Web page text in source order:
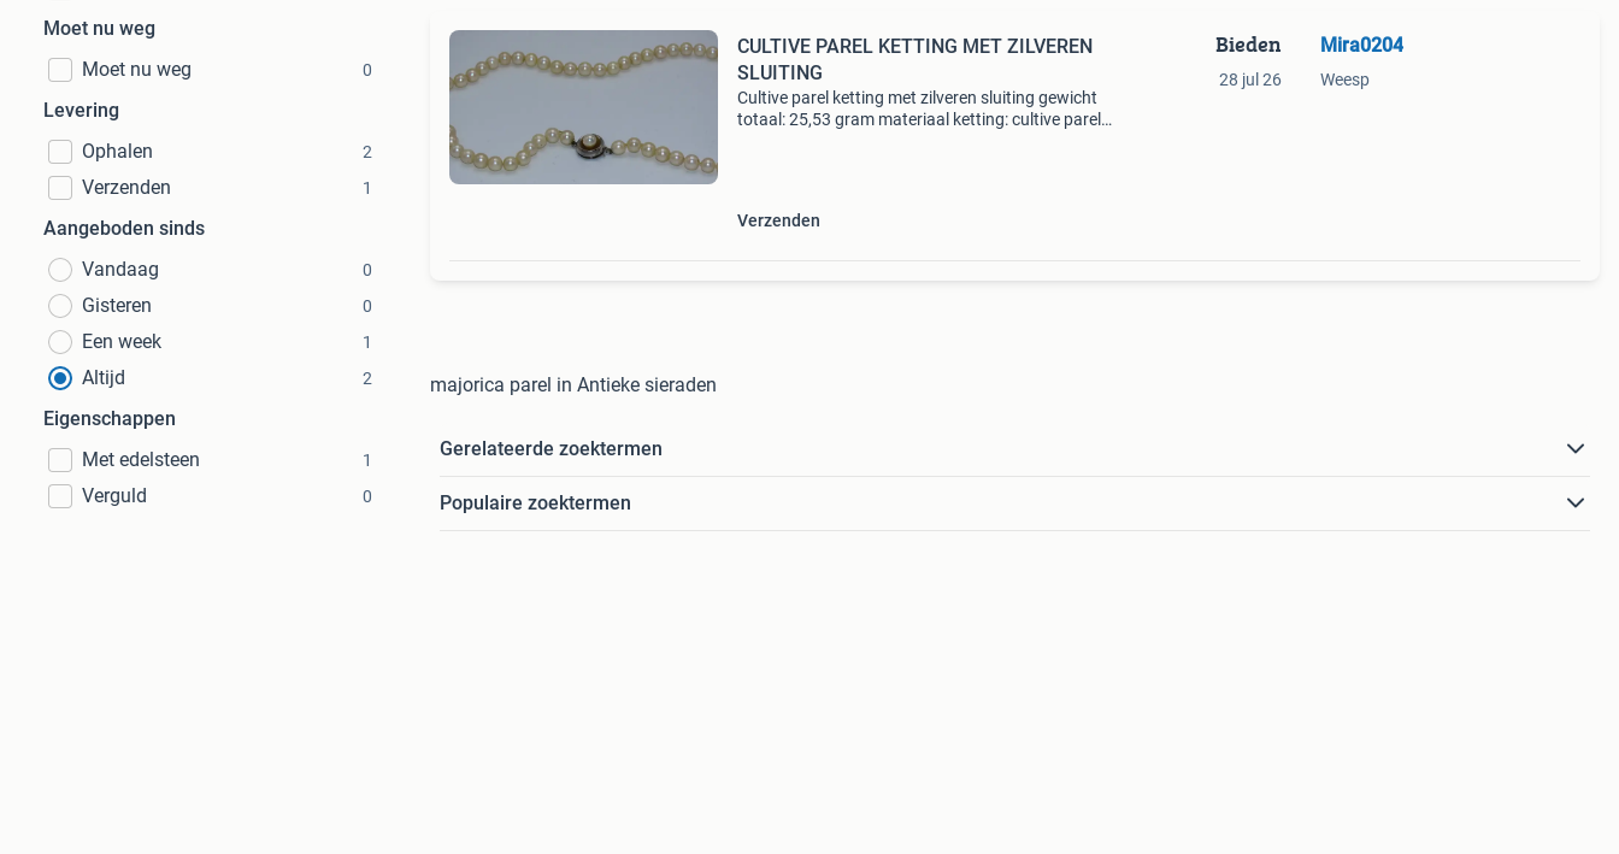
Moet nu weg
Moet nu weg
0
Levering
Ophalen
2
Verzenden 1
Aangeboden sinds
Vandaag
0
Gisteren 0
Een week 1
Altijd 2
Eigenschappen
Met edelsteen
1
Verguld 0
CULTIVE PAREL KETTING MET ZILVEREN
SLUITING
Cultive parel ketting met zilveren sluiting gewicht
totaal: 25,53 gram materiaal ketting: cultive parels
Verzenden
Bieden
28 jul 26
Mira0204
Weesp
majorica parel in Antieke sieraden
Gerelateerde zoektermen
Populaire zoektermen